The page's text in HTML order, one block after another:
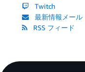
Twitch
最新情報メール
RSS フィード